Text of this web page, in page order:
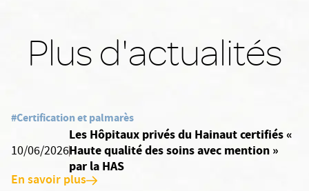
Plus d'actualités
#Certification et palmarès
10/06/2026
Les Hôpitaux privés du Hainaut certifiés «
Haute qualité des soins avec mention »
par la HAS
En savoir plus